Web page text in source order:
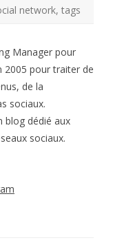
network, tags
Manager pour
2005 pour traiter de
de la
sociaux.
blog dédié aux
sociaux.